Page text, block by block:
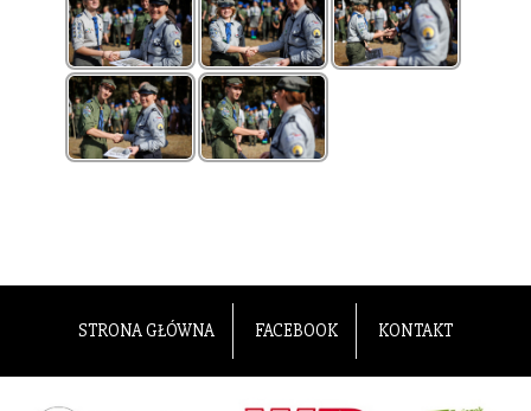
STRONA GŁÓWNA FACEBOOK KONTAKT